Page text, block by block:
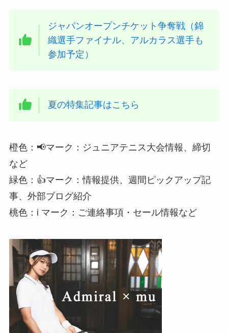
ジャパンオープンチケット争奪戦（錦
織選手ファイナル、アルカラス選手も
参加予定）
夏の特集記事はこちら
橙色：📢マーク：ジュニアテニス大会情報、締切
など
緑色：👍マーク：情報提供、週間ピックアップ記
事、外部ブログ紹介
桃色：i マーク：ご連絡事項・セール情報など